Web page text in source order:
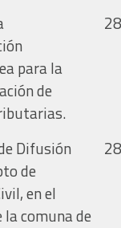
para la
de
Difusión
de
en el
comuna de